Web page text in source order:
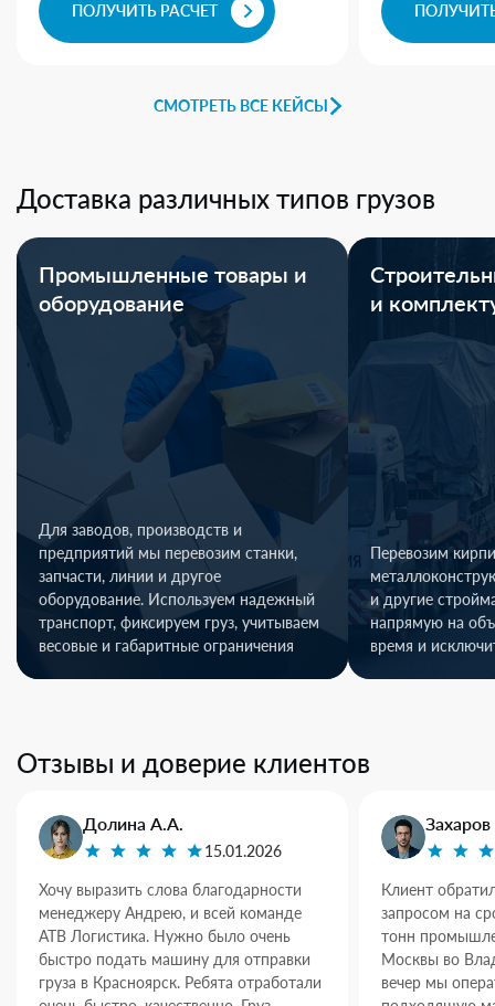
СМОТРЕТЬ ВСЕ КЕЙСЫ
ПОЛУЧИТЬ РАСЧЕТ
Доставка различных типов грузов
Промышленные товары и
оборудование
Для заводов, производств и
предприятий мы перевозим станки,
запчасти, линии и другое
оборудование. Используем надежный
транспорт, фиксируем груз, учитываем
весовые и габаритные ограничения
и
Перевозим
и другие
напрямую на
время и
Отзывы и доверие клиентов
Долина А.А.
15.01.2026
Хочу выразить слова благодарности
менеджеру Андрею, и всей команде
АТВ Логистика. Нужно было очень
быстро подать машину для отправки
груза в Красноярск. Ребята отработали
Клиент
запросом на
тонн
Москвы во
вечер мы